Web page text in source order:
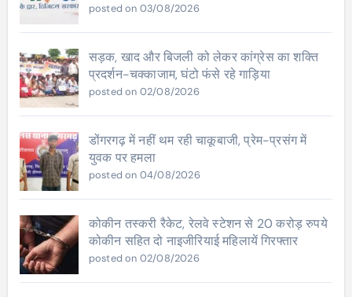
posted on 03/08/2026
सड़क, खाद और बिजली को लेकर कांग्रेस का शक्ति
प्रदर्शन-चक्काजाम, घंटो फंसे रहे गाड़िया
posted on 02/08/2026
डोंगरगढ़ में नहीं थम रही चाकूबाजी, प्रेम-प्रसंग में
युवक पर हमला
posted on 04/08/2026
कोकीन तस्करी रैकेट, रेलवे स्टेशन से 20 करोड़ रुपये
कोकीन सहित दो नाइजीरियाई महिलायें गिरफ्तार
posted on 02/08/2026